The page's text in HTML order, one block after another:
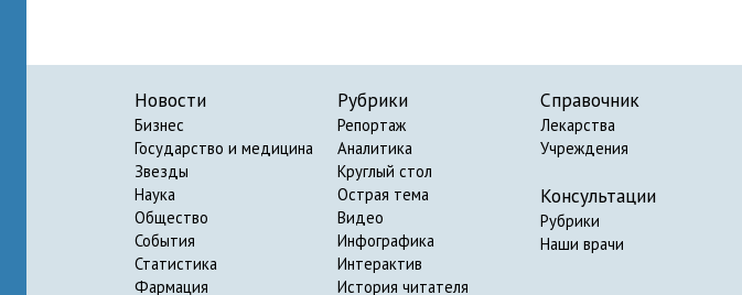
Новости
Бизнес
Государство и медицина
Звезды
Наука
Общество
События
Статистика
Фармация
Рубрики
Репортаж
Аналитика
Круглый стол
Острая тема
Видео
Инфографика
Интерактив
История читателя
Справочник
Лекарства
Учреждения
Консультации
Рубрики
Наши врачи